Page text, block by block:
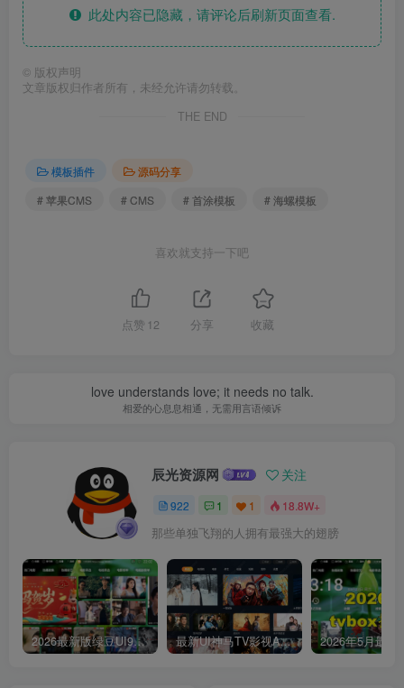
此处内容已隐藏，请评论后刷新页面查看.
© 版权声明
文章版权归作者所有，未经允许请勿转载。
THE END
模板插件
源码分享
# 苹果CMS
# CMS # 首涂模板 # 海螺模板
喜欢就支持一下吧
点赞 12 分享 收藏
love understands love; it needs no talk.
相爱的心息息相通，无需用言语倾诉
辰光资源网 关注
922 1 1 18.8W+
那些单独飞翔的人拥有最强大的翅膀
2026最新版绿豆UI9双端影视APP源码 最新UI神马TV影视APP源码 乐檬影视苹果CMS后台 包含前后端源码